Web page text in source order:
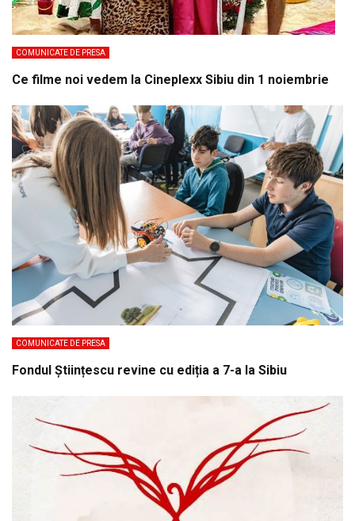
COMUNICATE DE PRESA
Ce filme noi vedem la Cineplexx Sibiu din 1 noiembrie
COMUNICATE DE PRESA
Fondul Științescu revine cu ediția a 7-a la Sibiu